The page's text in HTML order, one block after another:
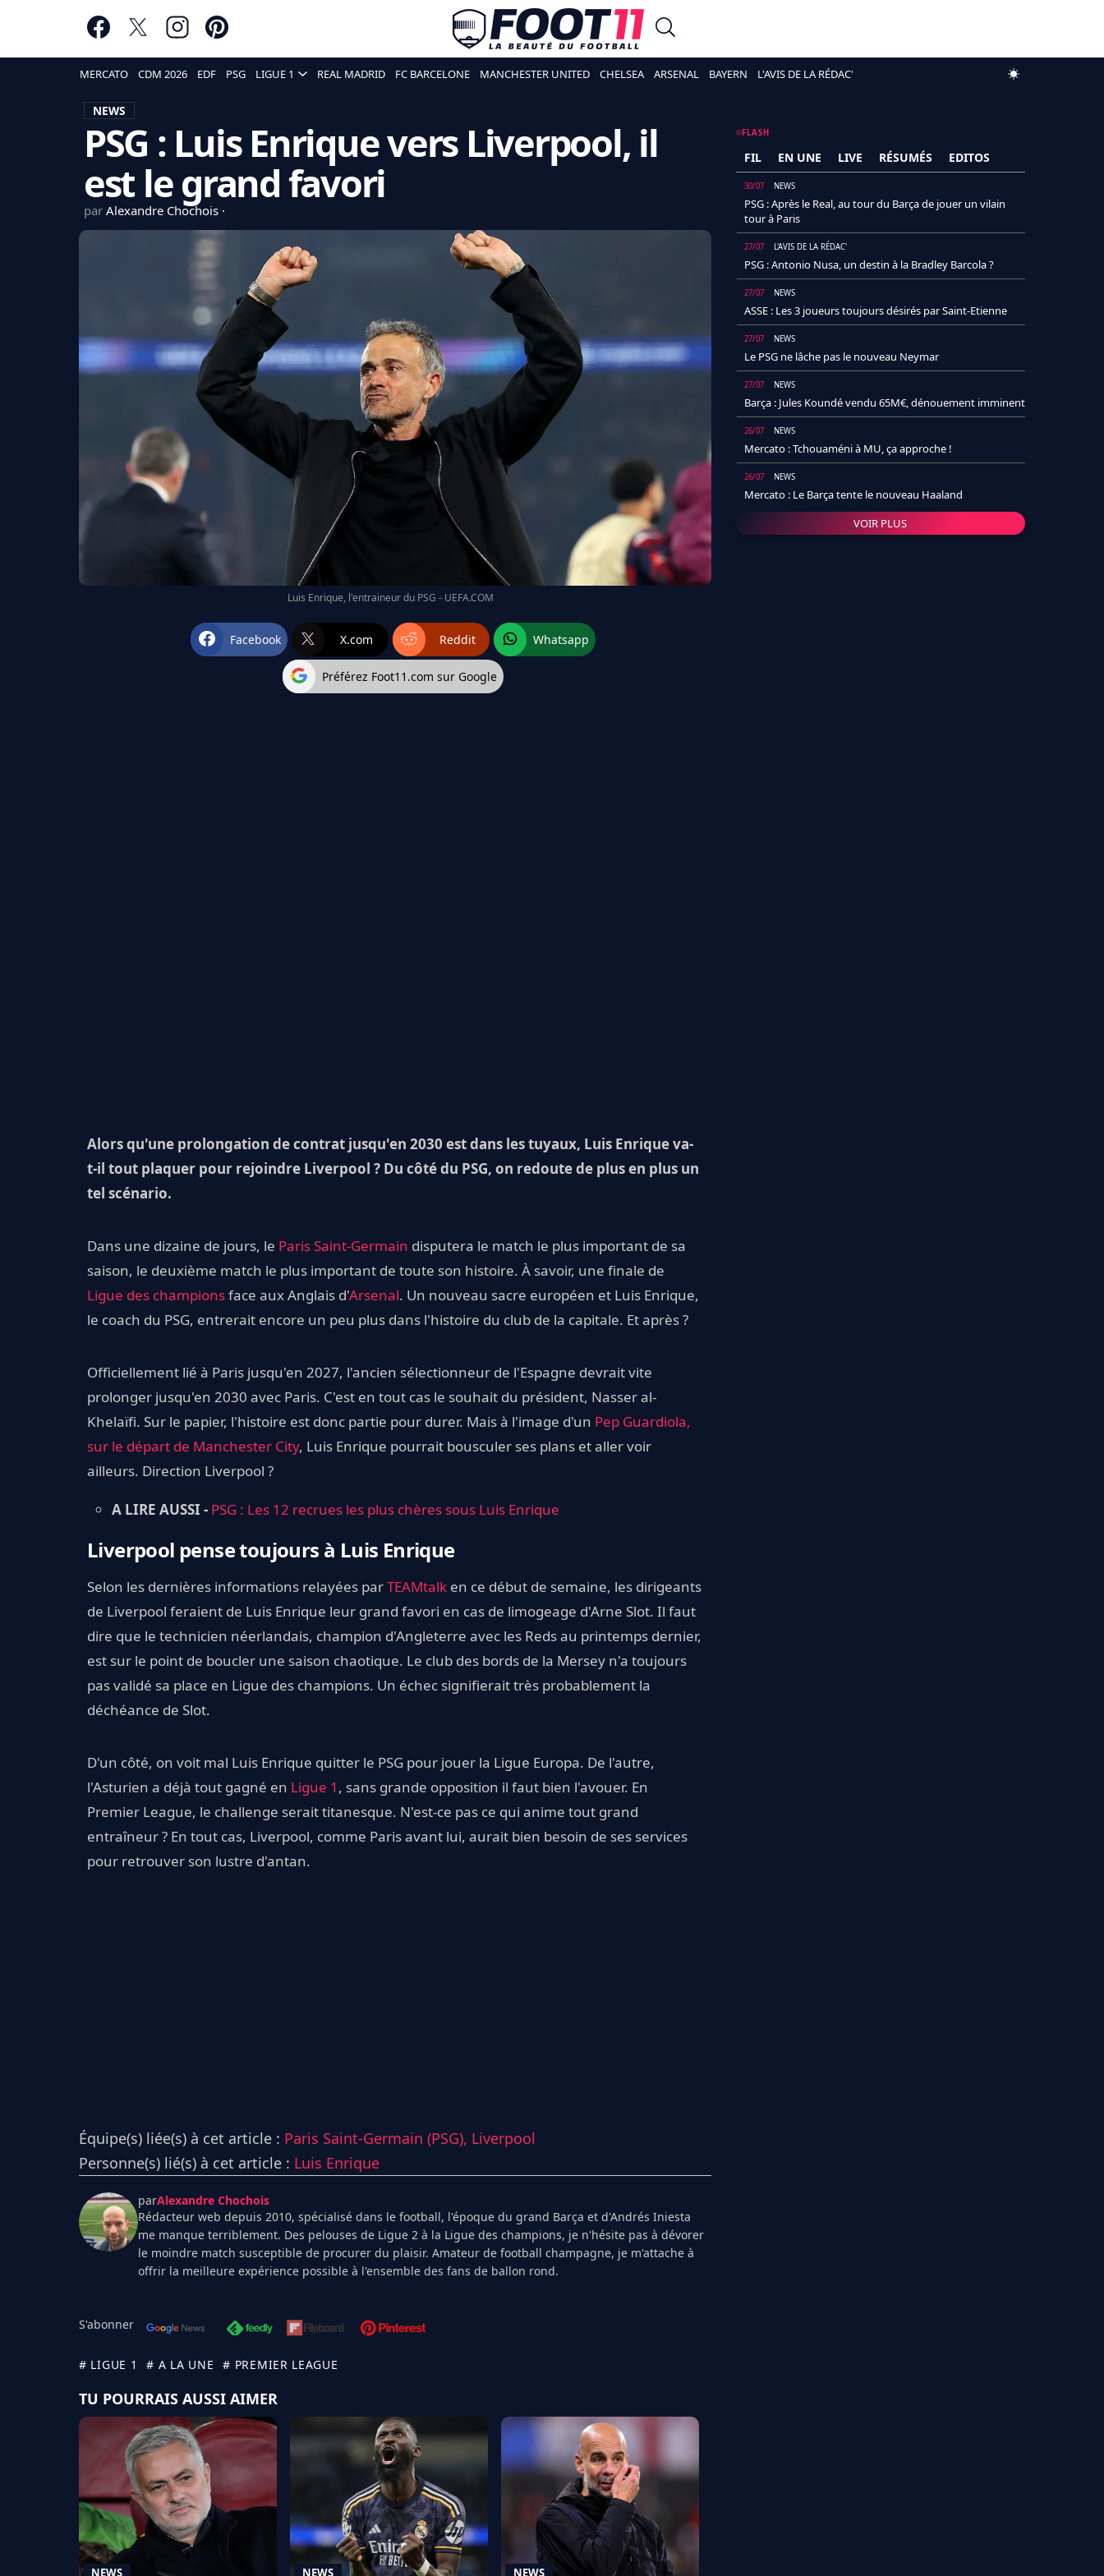
MERCATO CDM 2026 EDF PSG LIGUE 1 REAL MADRID FC BARCELONE MANCHESTER UNITED CHELSEA ARSENAL BAYERN L'AVIS DE LA RÉDAC'
NEWS
PSG : Luis Enrique vers Liverpool, il
est le grand favori
par Alexandre Chochois
Luis Enrique, l'entraineur du PSG - UEFA.COM
Facebook X.com Reddit Whatsapp
Préférez Foot11.com sur Google
Alors qu'une prolongation de contrat jusqu'en 2030 est dans les tuyaux, Luis Enrique va-
t-il tout plaquer pour rejoindre Liverpool ? Du côté du PSG, on redoute de plus en plus un
tel scénario.
Dans une dizaine de jours, le Paris Saint-Germain disputera le match le plus important de sa
saison, le deuxième match le plus important de toute son histoire. À savoir, une finale de
Ligue des championsface aux Anglais d'Arsenal. Un nouveau sacre européen et Luis Enrique,
le coach du PSG, entrerait encore un peu plus dans l'histoire du club de la capitale. Et après ?
Officiellement lié à Paris jusqu'en 2027, l'ancien sélectionneur de l'Espagne devrait vite
prolonger jusqu'en 2030 avec Paris. C'est en tout cas le souhait du président, Nasser al-
Khelaïfi. Sur le papier, l'histoire est donc partie pour durer. Mais à l'image d'un Pep Guardiola,
sur le départ de Manchester City, Luis Enrique pourrait bousculer ses plans et aller voir
ailleurs. Direction Liverpool ?
A LIRE AUSSI - PSG : Les 12 recrues les plus chères sous Luis Enrique
Liverpool pense toujours à Luis Enrique
Selon les dernières informations relayées parTEAMtalk en ce début de semaine, les dirigeants
de Liverpool feraient de Luis Enrique leur grand favori en cas de limogeage d'Arne Slot. Il faut
dire que le technicien néerlandais, champion d'Angleterre avec les Reds au printemps dernier,
est sur le point de boucler une saison chaotique. Le club des bords de la Mersey n'a toujours
pas validé sa place en Ligue des champions. Un échec signifierait très probablement la
déchéance de Slot.
D'un côté, on voit mal Luis Enrique quitter le PSG pour jouer la Ligue Europa. De l'autre,
l'Asturien a déjà tout gagné en Ligue 1 , sans grande opposition il faut bien l'avouer. En
Premier League, le challenge serait titanesque. N'est-ce pas ce qui anime tout grand
entraîneur ? En tout cas, Liverpool, comme Paris avant lui, aurait bien besoin de ses services
pour retrouver son lustre d'antan.
Équipe(s) liée(s) à cet article : Paris Saint-Germain (PSG), Liverpool
Personne(s) lié(s) à cet article : Luis Enrique
parAlexandre Chochois
Rédacteur web depuis 2010, spécialisé dans le football, l'époque du grand Barça et d'Andrés Iniesta
me manque terriblement. Des pelouses de Ligue 2 à la Ligue des champions, je n'hésite pas à dévorer
le moindre match susceptible de procurer du plaisir. Amateur de football champagne, je m'attache à
offrir la meilleure expérience possible à l'ensemble des fans de ballon rond.
S'abonner
# LIGUE 1 # A LA UNE # PREMIER LEAGUE
TU POURRAIS AUSSI AIMER
NEWS NEWS NEWS
FLASH
FIL EN UNE LIVE RÉSUMÉS EDITOS
30/07 NEWS
PSG : Après le Real, au tour du Barça de jouer un vilain
tour à Paris
27/07 L'AVIS DE LA RÉDAC'
PSG : Antonio Nusa, un destin à la Bradley Barcola ?
27/07 NEWS
ASSE : Les 3 joueurs toujours désirés par Saint-Etienne
27/07 NEWS
Le PSG ne lâche pas le nouveau Neymar
27/07 NEWS
Barça : Jules Koundé vendu 65M€, dénouement imminent
26/07 NEWS
Mercato : Tchouaméni à MU, ça approche !
26/07 NEWS
Mercato : Le Barça tente le nouveau Haaland
VOIR PLUS